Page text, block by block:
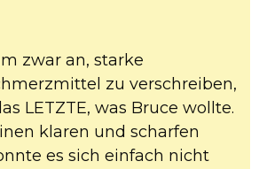
zwar an, starke
zu verschreiben,
LETZTE, was Bruce wollte.
klaren und scharfen
es sich einfach nicht